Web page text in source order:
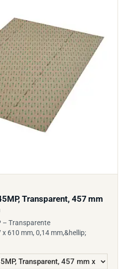
Transparent, 457 mm
– Transparente
610 mm, 0,14 mm,&hellip;